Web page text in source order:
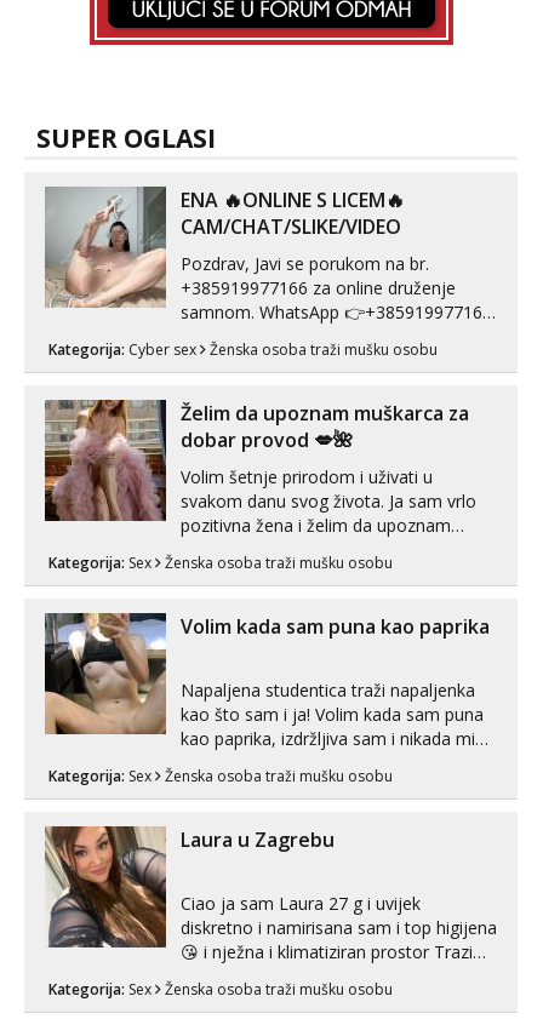
SUPER OGLASI
ENA 🔥ONLINE S LICEM🔥
CAM/CHAT/SLIKE/VIDEO
Pozdrav, Javi se porukom na br.
+385919977166 za online druženje
samnom. WhatsApp 👉+385919977166
Telegram 👉@enafriedrichkis Radim
videopozive s licem, solo i s partnerom,
kombinacije halteri, haljine, štikle,
samostojeće itd. Nudim svakakva videa
seksa, puš...
Kategorija: Cyber sex Ženska osoba traži mušku osobu
Želim da upoznam muškarca za
dobar provod 💋🌺
Volim šetnje prirodom i uživati u
svakom danu svog života. Ja sam vrlo
pozitivna žena i želim da upoznam
može i nešto više.💋🌺 Klikni na link
Kategorija: Sex Ženska osoba traži mušku osobu
Volim kada sam puna kao paprika
Napaljena studentica traži napaljenka
kao što sam i ja! Volim kada sam puna
kao paprika, izdržljiva sam i nikada mi
puta dnevno bilo kad i bilo gdje zato se
link ispod i nadji me tamo, cekam te!
Kategorija: Sex Ženska osoba traži mušku osobu
Laura u Zagrebu
Ciao ja sam Laura 27 g i uvijek
diskretno i namirisana sam i top higijena
😘 i nježna i klimatiziran prostor Trazim
Pusenje i gutanje sperme Erotsko rublje
Kategorija: Sex Ženska osoba traži mušku osobu